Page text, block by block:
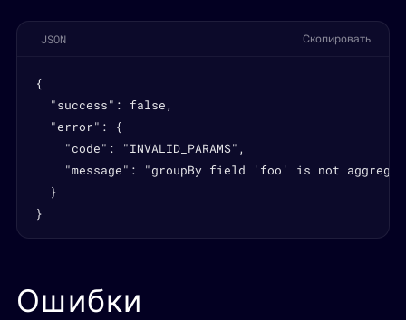
JSON Скопировать
{
  "success": false,
  "error": {
    "code": "INVALID_PARAMS",
"message": "groupBy field 'foo' is not
  }
}
Ошибки